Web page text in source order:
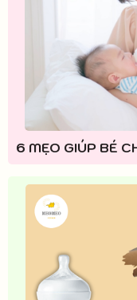
6 MẸO GIÚP BÉ